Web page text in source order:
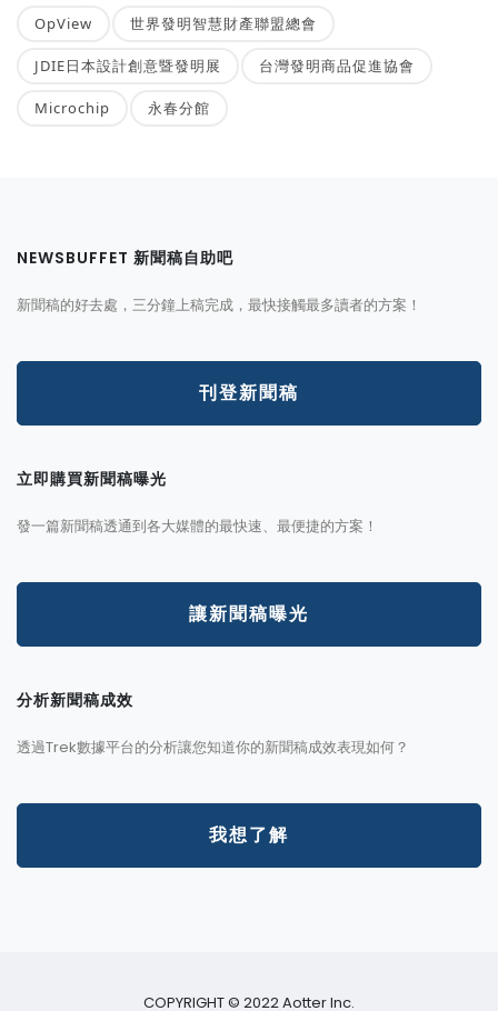
OpView 世界發明智慧財產聯盟總會
JDIE日本設計創意暨發明展 台灣發明商品促進協會
Microchip 永春分館
NEWSBUFFET 新聞稿自助吧
新聞稿的好去處，三分鐘上稿完成，最快接觸最多讀者的方案！
刊登新聞稿
立即購買新聞稿曝光
發一篇新聞稿透通到各大媒體的最快速、最便捷的方案！
讓新聞稿曝光
分析新聞稿成效
透過Trek數據平台的分析讓您知道你的新聞稿成效表現如何？
我想了解
COPYRIGHT © 2022 Aotter Inc.